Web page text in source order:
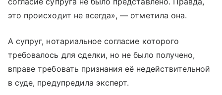
это происходит не всегда», — отметила она.
А супруг, нотариальное согласие которого
требовалось для сделки, но не было получено,
вправе требовать признания её недействительной
в суде, предупредила эксперт.